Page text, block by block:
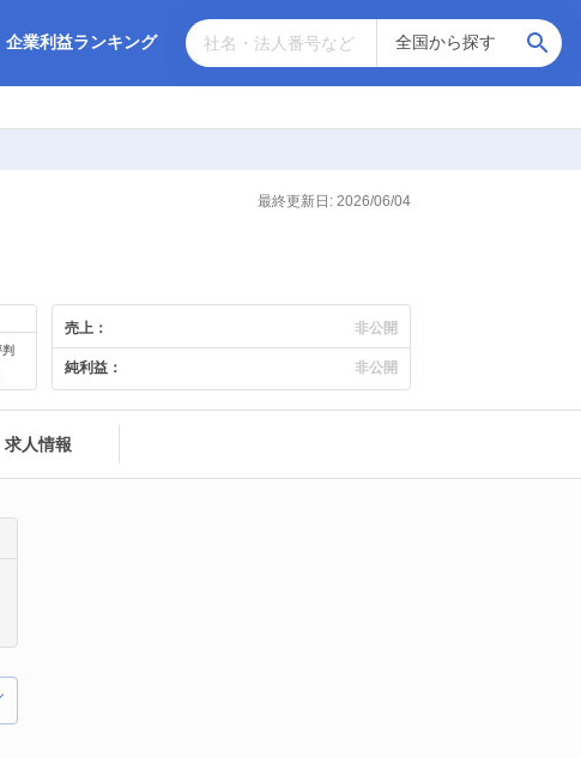
企業利益ランキング
最終更新日: 2026/06/04
売上： 非公開
純利益： 非公開
求人情報